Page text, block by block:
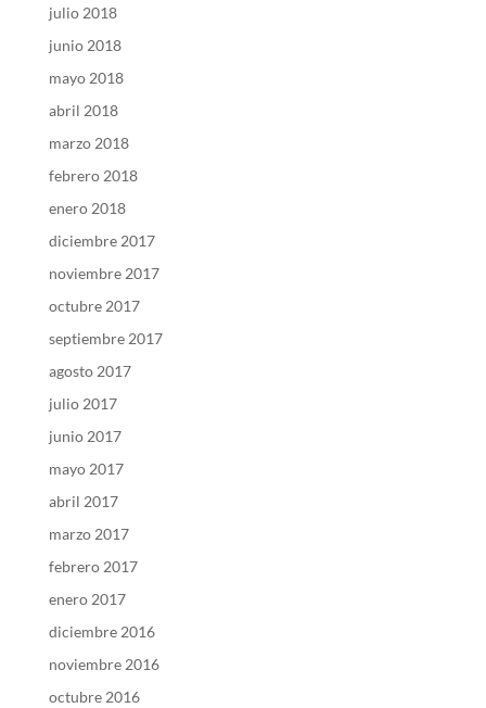
julio 2018
junio 2018
mayo 2018
abril 2018
marzo 2018
febrero 2018
enero 2018
diciembre 2017
noviembre 2017
octubre 2017
septiembre 2017
agosto 2017
julio 2017
junio 2017
mayo 2017
abril 2017
marzo 2017
febrero 2017
enero 2017
diciembre 2016
noviembre 2016
octubre 2016